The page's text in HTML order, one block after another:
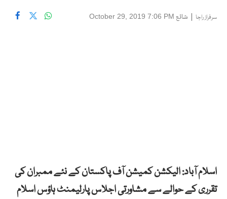
سرفراز راجا | شائع October 29, 2019 7:06 PM
اسلام آباد: الیکشن کمیشن آف پاکستان کے نئے ممبران کی
تقرری کے حوالے سے مشاورتی اجلاس پارلیمنٹ ہاؤس اسلام